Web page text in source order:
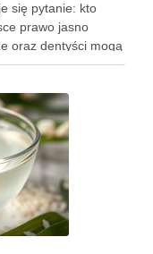
się pytanie: kto
prawo jasno
oraz dentyści mogą
co ma na celu